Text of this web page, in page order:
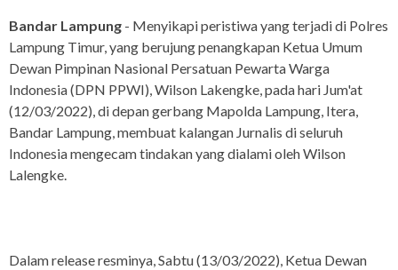
Bandar Lampung - Menyikapi peristiwa yang terjadi di Polres
Lampung Timur, yang berujung penangkapan Ketua Umum
Dewan Pimpinan Nasional Persatuan Pewarta Warga
Indonesia (DPN PPWI), Wilson Lakengke, pada hari Jum'at
(12/03/2022), di depan gerbang Mapolda Lampung, Itera,
Bandar Lampung, membuat kalangan Jurnalis di seluruh
Indonesia mengecam tindakan yang dialami oleh Wilson
Lalengke.
Dalam release resminya, Sabtu (13/03/2022), Ketua Dewan